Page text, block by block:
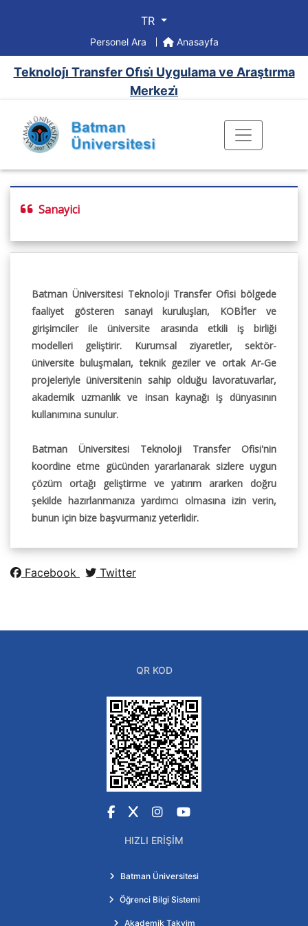
TR
Personel Ara Anasayfa
Teknoloji̇ Transfer Ofi̇si̇ Uygulama ve Araştırma
Merkezi̇
Sanayici
Batman Üniversitesi Teknoloji Transfer Ofisi bölgede
faaliyet gösteren sanayi kuruluşları, KOBİ’ler ve
girişimciler ile üniversite arasında etkili iş birliği
modelleri geliştirir. Kurumsal ziyaretler, sektör-
üniversite buluşmaları, teknik geziler ve ortak Ar-Ge
projeleriyle üniversitenin sahip olduğu lavoratuvarlar,
akademik uzmanlık ve insan kaynağı iş dünyasının
kullanımına sunulur.
Batman Üniversitesi Teknoloji Transfer Ofisi'nin
koordine etme gücünden yararlanarak sizlere uygun
çözüm ortağı geliştirme ve yatırım ararken doğru
şekilde hazırlanmanıza yardımcı olmasına izin verin,
bunun için bize başvurmanız yeterlidir.
Facebook Twitter
QR KOD
Facebook
X Instagram
YouTube
HIZLI ERIŞIM
Batman Üniversitesi
Öğrenci Bilgi Sistemi
Akademik Takvim